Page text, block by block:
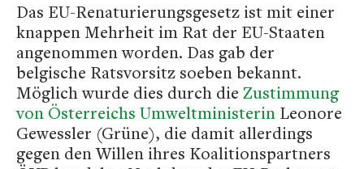
Das EU-Renaturierungsgesetz ist mit einer
knappen Mehrheit im Rat der EU-Staaten
angenommen worden. Das gab der
belgische Ratsvorsitz soeben bekannt.
Möglich wurde dies durch die Zustimmung
von Österreichs Umweltministerin Leonore
Gewessler (Grüne), die damit allerdings
gegen den Willen ihres Koalitionspartners